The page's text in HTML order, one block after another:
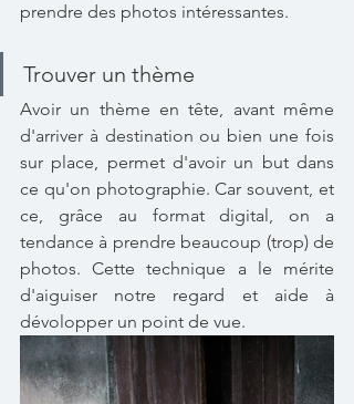
prendre des photos intéressantes.
Trouver un thème
Avoir un thème en tête, avant même
d'arriver à destination ou bien une fois
sur place, permet d'avoir un but dans
ce qu'on photographie. Car souvent, et
ce, grâce au format digital, on a
tendance à prendre beaucoup (trop) de
photos. Cette technique a le mérite
d'aiguiser notre regard et aide à
dévolopper un point de vue.